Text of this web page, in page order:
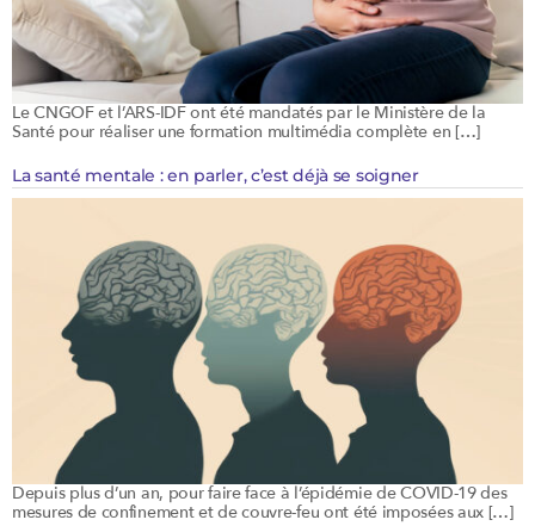
Le CNGOF et l’ARS-IDF ont été mandatés par le Ministère de la
Santé pour réaliser une formation multimédia complète en […]
La santé mentale : en parler, c’est déjà se soigner
Depuis plus d’un an, pour faire face à l’épidémie de COVID-19 des
mesures de confinement et de couvre-feu ont été imposées aux […]